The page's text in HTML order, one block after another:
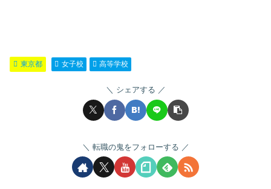
東京都 女子校 高等学校
シェアする
転職の鬼をフォローする